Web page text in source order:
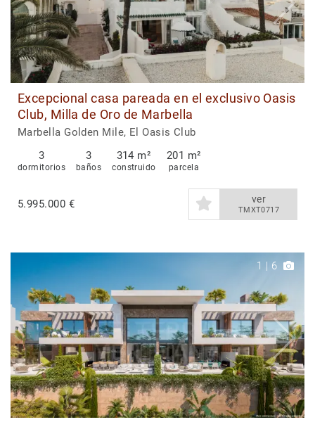
Excepcional casa pareada en el exclusivo Oasis
Club, Milla de Oro de Marbella
Marbella Golden Mile, El Oasis Club
3
dormitorios
3
baños
314 m²
construido
201 m²
parcela
5.995.000 € ver
TMXT0717
1 | 6